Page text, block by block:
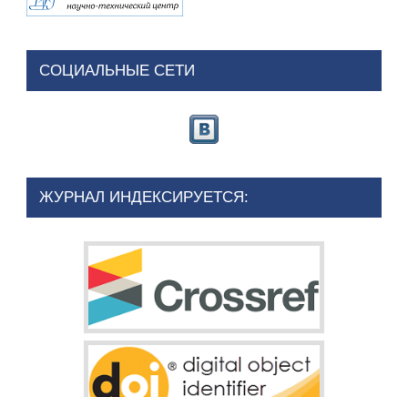
СОЦИАЛЬНЫЕ СЕТИ
ЖУРНАЛ ИНДЕКСИРУЕТСЯ: